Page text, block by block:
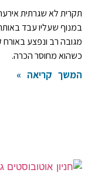
תקרית לא שגרתית
מגובה רב ונפצע באורח
כשהוא מחוסר הכרה.
המשך קריאה »